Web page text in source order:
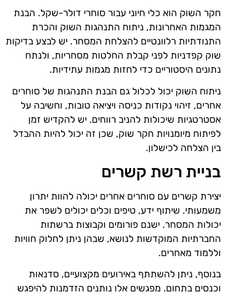
חקר השוק הוא כלי חיוני עבור סוחרי דולר-שקל. הבנת
המגמות האחרונות, ניתוח התנהגות השוק והכרת
התנודתיות רלוונטיים להצלחת המסחר. יש לבצע בדיקות
שוק קפדניות לפני קבלת החלטות מסחריות, ולנתח
נתונים היסטוריים כדי לחזות מגמות עתידיות.
ניתוח השוק יכול לכלול גם הבנת התנהגות של סוחרים
אחרים, זיהוי נקודות כניסה ויציאה טובות, וחשיבה על
אסטרטגיות שיכולות להניב רווחים. יש להקדיש זמן
לפיתוח מיומנויות חקר שוק, שכן זה יכול להיות ההבדל
בין הצלחה לכישלון.
בניית רשת קשרים
יצירת קשרים עם סוחרים אחרים יכולה להוות יתרון
משמעותי. שיתוף ידע, טיפים וכלים יכולים לשפר את
יכולות המסחר. ישנם פורומים וקבוצות ברשתות
החברתיות המוקדשות לנושא, שבהן ניתן לחלוק חוויות
וללמוד מאחרים.
בנוסף, ניתן להשתתף באירועים מקצועיים, סדנאות
וכנסים בתחום. מפגשים אלו נותנים הזדמנות להיפגש